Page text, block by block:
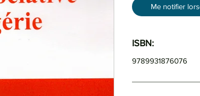
Me notifier
ISBN:
9789931876076